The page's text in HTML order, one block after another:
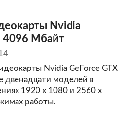
Nvidia
4096 Мбайт
Nvidia GeForce GTX
моделей в
1920 х 1080 и 2560 х
работы.